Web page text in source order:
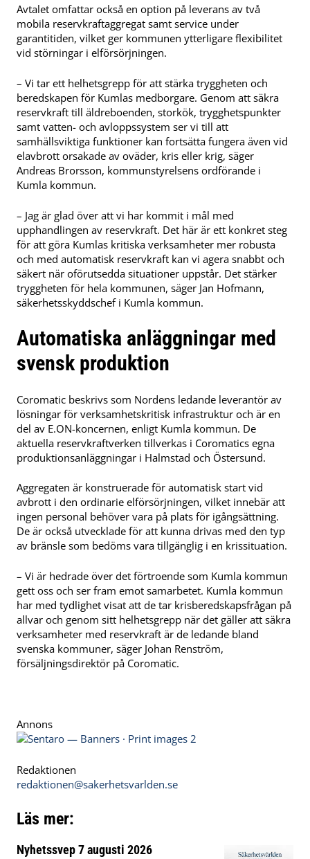
Avtalet omfattar också en option på leverans av två
mobila reservkraftaggregat samt service under
garantitiden, vilket ger kommunen ytterligare flexibilitet
vid störningar i elförsörjningen.
– Vi tar ett helhetsgrepp för att stärka tryggheten och
beredskapen för Kumlas medborgare. Genom att säkra
reservkraft till äldreboenden, storkök, trygghetspunkter
samt vatten- och avloppssystem ser vi till att
samhällsviktiga funktioner kan fortsätta fungera även vid
elavbrott orsakade av oväder, kris eller krig, säger
Andreas Brorsson, kommunstyrelsens ordförande i
Kumla kommun.
– Jag är glad över att vi har kommit i mål med
upphandlingen av reservkraft. Det här är ett konkret steg
för att göra Kumlas kritiska verksamheter mer robusta
och med automatisk reservkraft kan vi agera snabbt och
säkert när oförutsedda situationer uppstår. Det stärker
tryggheten för hela kommunen, säger Jan Hofmann,
säkerhetsskyddschef i Kumla kommun.
Automatiska anläggningar med
svensk produktion
Coromatic beskrivs som Nordens ledande leverantör av
lösningar för verksamhetskritisk infrastruktur och är en
del av E.ON-koncernen, enligt Kumla kommun. De
aktuella reservkraftverken tillverkas i Coromatics egna
produktionsanläggningar i Halmstad och Östersund.
Aggregaten är konstruerade för automatisk start vid
avbrott i den ordinarie elförsörjningen, vilket innebär att
ingen personal behöver vara på plats för igångsättning.
De är också utvecklade för att kunna drivas med den typ
av bränsle som bedöms vara tillgänglig i en krissituation.
– Vi är hedrade över det förtroende som Kumla kommun
gett oss och ser fram emot samarbetet. Kumla kommun
har med tydlighet visat att de tar krisberedskapsfrågan på
allvar och genom sitt helhetsgrepp när det gäller att säkra
verksamheter med reservkraft är de ledande bland
svenska kommuner, säger Johan Renström,
försäljningsdirektör på Coromatic.
Annons
Redaktionen
redaktionen@sakerhetsvarlden.se
Läs mer:
Nyhetssvep 7 augusti 2026